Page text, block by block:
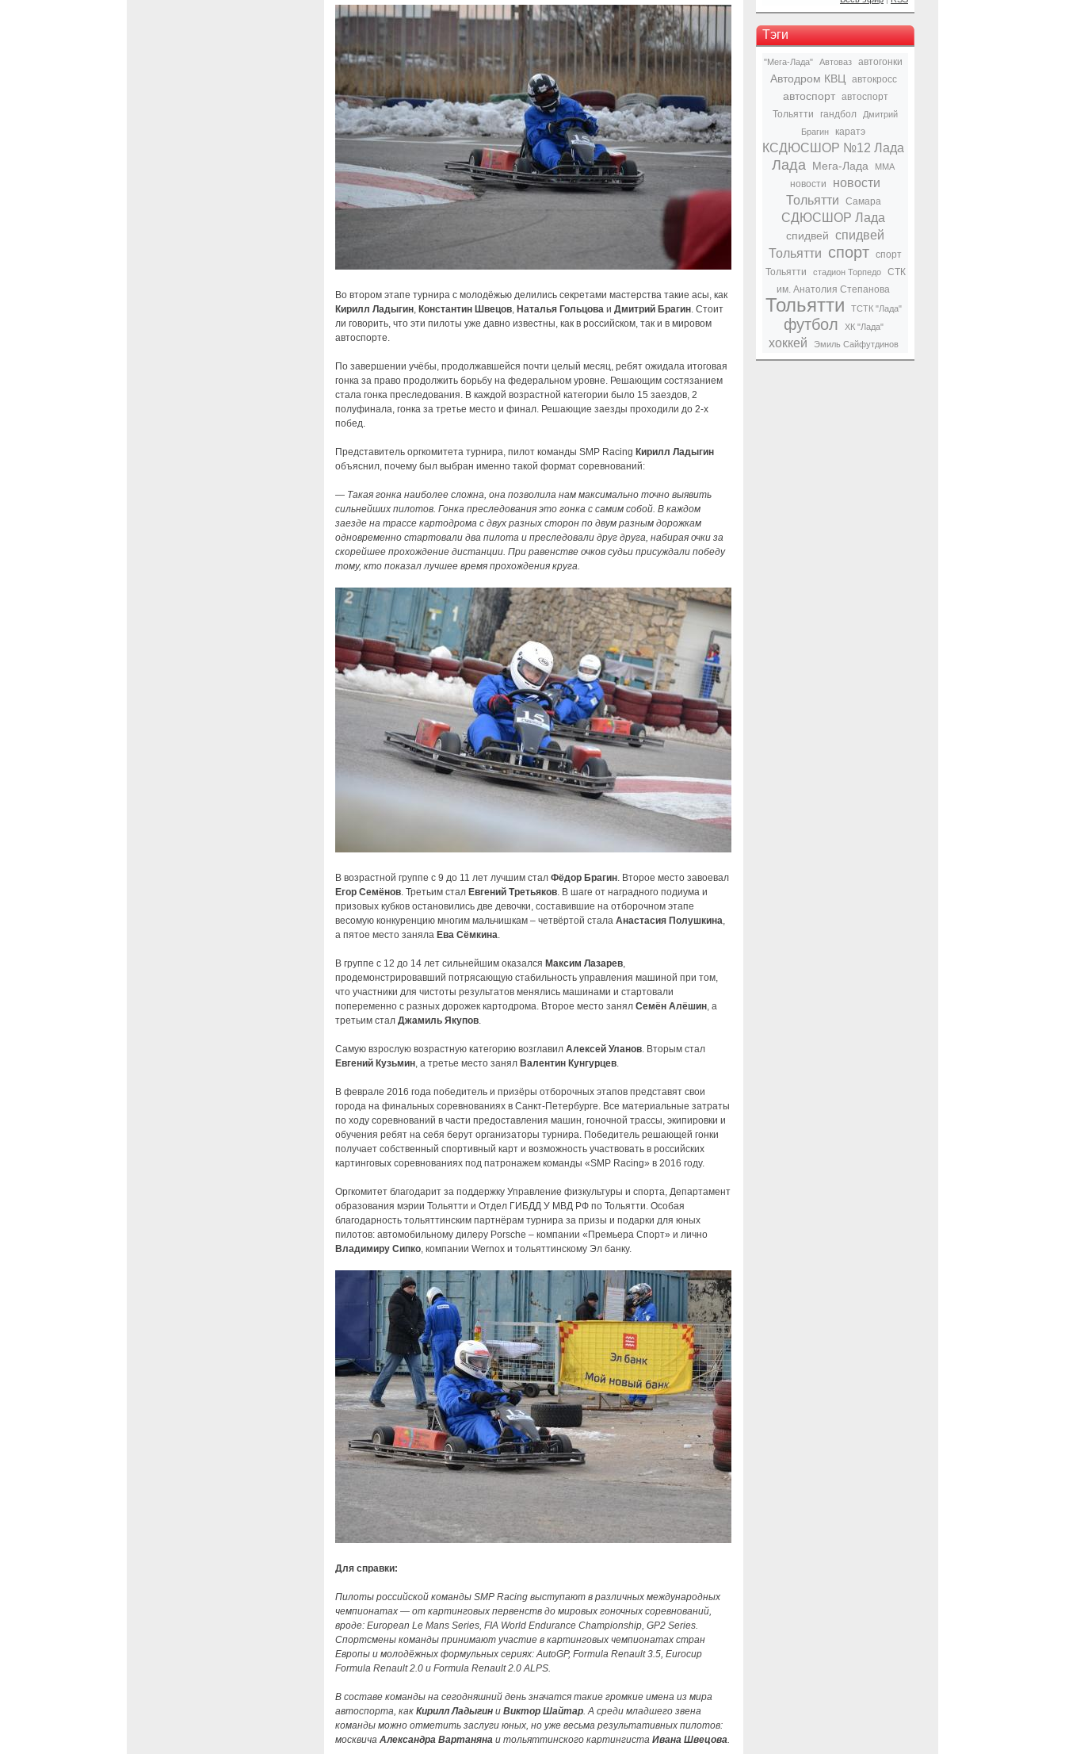
Во втором этапе турнира с молодёжью делились секретами мастерства такие асы, как
Кирилл Ладыгин, Константин Швецов, Наталья Гольцова и Дмитрий Брагин. Стоит
ли говорить, что эти пилоты уже давно известны, как в российском, так и в мировом
автоспорте.
По завершении учёбы, продолжавшейся почти целый месяц, ребят ожидала итоговая
гонка за право продолжить борьбу на федеральном уровне. Решающим состязанием
стала гонка преследования. В каждой возрастной категории было 15 заездов, 2
полуфинала, гонка за третье место и финал. Решающие заезды проходили до 2-х
побед.
Представитель оргкомитета турнира, пилот команды SMP Racing Кирилл Ладыгин
объяснил, почему был выбран именно такой формат соревнований:
— Такая гонка наиболее сложна, она позволила нам максимально точно выявить
сильнейших пилотов. Гонка преследования это гонка с самим собой. В каждом
заезде на трассе картодрома с двух разных сторон по двум разным дорожкам
одновременно стартовали два пилота и преследовали друг друга, набирая очки за
скорейшее прохождение дистанции. При равенстве очков судьи присуждали победу
тому, кто показал лучшее время прохождения круга.
В возрастной группе с 9 до 11 лет лучшим стал Фёдор Брагин. Второе место завоевал
Егор Семёнов. Третьим стал Евгений Третьяков. В шаге от наградного подиума и
призовых кубков остановились две девочки, составившие на отборочном этапе
весомую конкуренцию многим мальчишкам – четвёртой стала Анастасия Полушкина,
а пятое место заняла Ева Сёмкина.
В группе с 12 до 14 лет сильнейшим оказался Максим Лазарев,
продемонстрировавший потрясающую стабильность управления машиной при том,
что участники для чистоты результатов менялись машинами и стартовали
попеременно с разных дорожек картодрома. Второе место занял Семён Алёшин, а
третьим стал Джамиль Якупов.
Самую взрослую возрастную категорию возглавил Алексей Уланов. Вторым стал
Евгений Кузьмин, а третье место занял Валентин Кунгурцев.
В феврале 2016 года победитель и призёры отборочных этапов представят свои
города на финальных соревнованиях в Санкт-Петербурге. Все материальные затраты
по ходу соревнований в части предоставления машин, гоночной трассы, экипировки и
обучения ребят на себя берут организаторы турнира. Победитель решающей гонки
получает собственный спортивный карт и возможность участвовать в российских
картинговых соревнованиях под патронажем команды «SMP Racing» в 2016 году.
Оргкомитет благодарит за поддержку Управление физкультуры и спорта, Департамент
образования мэрии Тольятти и Отдел ГИБДД У МВД РФ по Тольятти. Особая
благодарность тольяттинским партнёрам турнира за призы и подарки для юных
пилотов: автомобильному дилеру Porsche – компании «Премьера Спорт» и лично
Владимиру Сипко, компании Wernox и тольяттинскому Эл банку.
Для справки:
Пилоты российской команды SMP Racing выступают в различных международных
чемпионатах — от картинговых первенств до мировых гоночных соревнований,
вроде: European Le Mans Series, FIA World Endurance Championship, GP2 Series.
Спортсмены команды принимают участие в картинговых чемпионатах стран
Европы и молодёжных формульных сериях: AutoGP, Formula Renault 3.5, Eurocup
Formula Renault 2.0 и Formula Renault 2.0 ALPS.
В составе команды на сегодняшний день значатся такие громкие имена из мира
автоспорта, как Кирилл Ладыгин и Виктор Шайтар. А среди младшего звена
команды можно отметить заслуги юных, но уже весьма результативных пилотов:
москвича Александра Вартаняна и тольяттинского картингиста Ивана Швецова.
Тэги
"Мега-Лада" Автоваз автогонки
Автодром КВЦ автокросс
автоспорт
автоспорт
Тольятти
гандбол
Дмитрий
Брагин
каратэ
КСДЮСШОР №12 Лада
Лада Мега-Лада ММА
новости
новости
Тольятти
Самара
СДЮСШОР Лада
спидвей спидвей
Тольятти спорт спорт
Тольятти
стадион Торпедо
СТК
им. Анатолия Степанова
Тольятти ТСТК "Лада"
футбол ХК "Лада"
хоккей Эмиль Сайфутдинов